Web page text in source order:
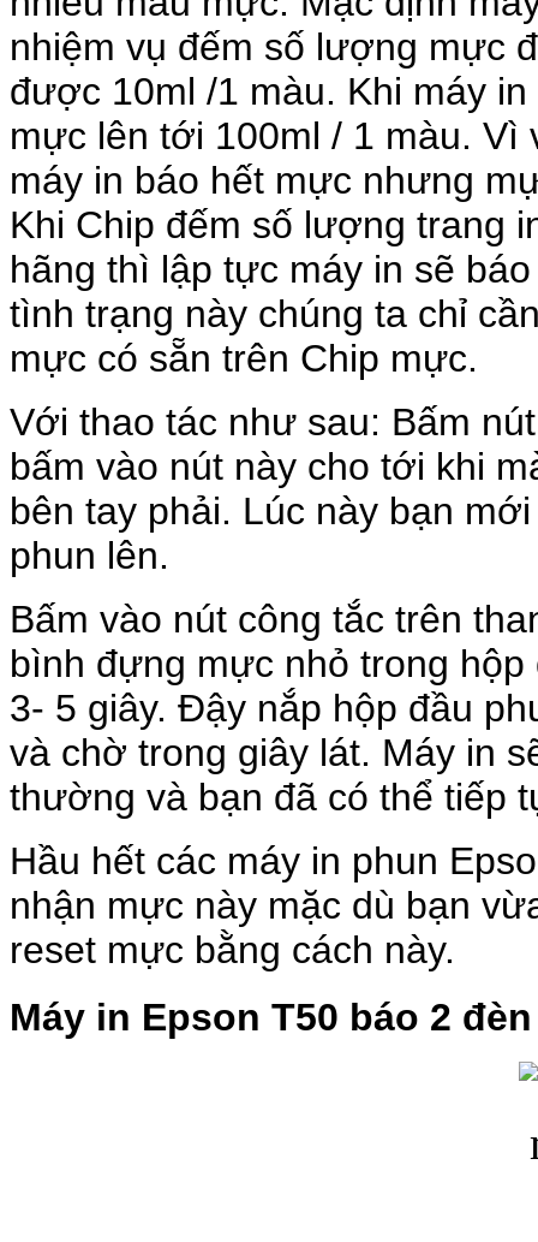
nhiệm vụ đếm số lượng mực
được 10ml /1 màu. Khi máy
mực lên tới 100ml / 1 màu.
máy in báo hết mực nhưng
Khi Chip đếm số lượng trang
hãng thì lập tực máy in sẽ
tình trạng này chúng ta chỉ
mực có sẵn trên Chip mực.
Với thao tác như sau: Bấm
bấm vào nút này cho tới khi
bên tay phải. Lúc này bạn
phun lên.
Bấm vào nút công tắc trên
bình đựng mực nhỏ trong
3- 5 giây. Đậy nắp hộp đầu
và chờ trong giây lát. Máy in
thường và bạn đã có thể tiếp
Hầu hết các máy in phun
nhận mực này mặc dù bạn
reset mực bằng cách này.
Máy in Epson T50 báo 2